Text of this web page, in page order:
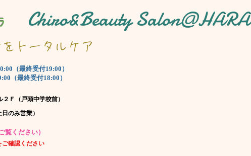
Chiro&Beauty Salon@HARA
トータルケア
（最終受付19:00）
最終受付18:00）
Ｆ（戸頭中学校前）
のみ営業）
覧ください）
ご確認ください